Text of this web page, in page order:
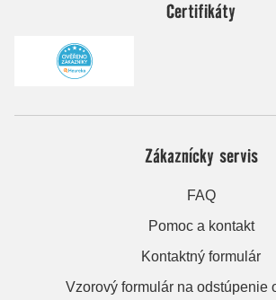
Certifikáty
Zákaznícky servis
FAQ
Pomoc a kontakt
Kontaktný formulár
Vzorový formulár na odstúpenie